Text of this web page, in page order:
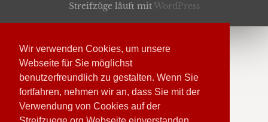
Wir verwenden Cookies, um unsere
Webseite für Sie möglichst
benutzerfreundlich zu gestalten. Wenn Sie
fortfahren, nehmen wir an, dass Sie mit der
Verwendung von Cookies auf der
Streifzüge läuft mitWordPress